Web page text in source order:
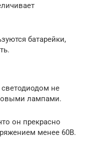
батарейки,
не
лампами.
он прекрасно
менее 60В.